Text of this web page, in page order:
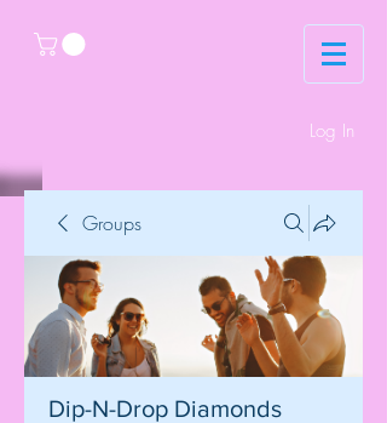
Log In
Groups
Dip-N-Drop Diamonds